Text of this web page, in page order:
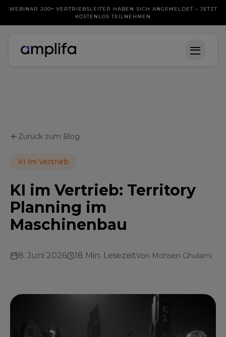
WEBINAR 200+ VERTRIEBSLEITER HABEN SICH ANGEMELDET – JETZT
KOSTENLOS TEILNEHMEN
Zurück zum Blog
KI im Vertrieb
KI im Vertrieb: Territory
Planning im
Maschinenbau
8. Juni 2026 18 Min. LesezeitVon Mohsen Ghulami